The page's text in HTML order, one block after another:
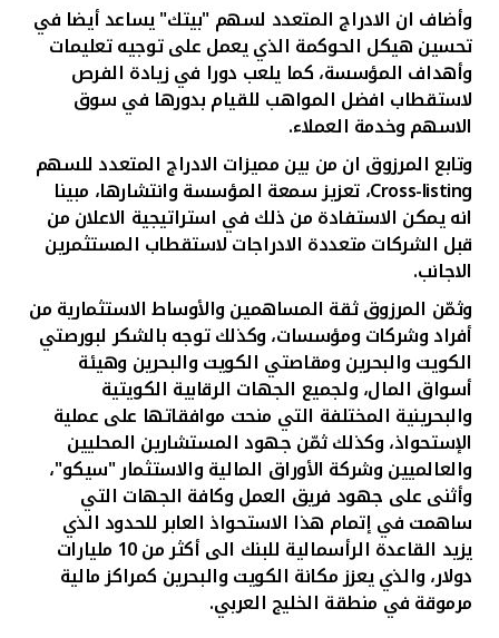
وأضاف ان الادراج المتعدد لسهم "بيتك" يساعد أيضا في
تحسين هيكل الحوكمة الذييعمل على توجيه تعليمات
وأهداف المؤسسة، كما يلعب دورا في زيادة الفرص
لاستقطاب افضل المواهب للقيام بدورها في سوق
الاسهم وخدمة العملاء.
وتابع المرزوق ان من بين مميزات الادراج المتعدد للسهم
Cross-listing، تعزيز سمعة المؤسسة وانتشارها، مبينا
انه يمكن الاستفادة من ذلك في استراتيجية الاعلان من
قبل الشركات متعددة الادراجات لاستقطاب المستثمرين
الاجانب.
وثمّن المرزوق ثقة المساهمين والأوساط الاستثمارية من
أفراد وشركات ومؤسسات، وكذلك توجه بالشكر لبورصتي
الكويت والبحرين ومقاصتي الكويت والبحرين وهيئة
أسواق المال، ولجميع الجهات الرقابية الكويتية
والبحرينية المختلفة التي منحت موافقاتها على عملية
الإستحواذ، وكذلك ثمّن جهود المستشارين المحليين
والعالميين وشركة الأوراق المالية والاستثمار "سيكو"،
وأثنى على جهود فريق العمل وكافة الجهات التي
ساهمت في إتمام هذا الاستحواذ العابر للحدود الذي
يزيد القاعدة الرأسمالية للبنك الى أكثر من 10 مليارات
دولار، والذي يعزز مكانة الكويت والبحرين كمراكز مالية
مرموقة في منطقة الخليج العربي.